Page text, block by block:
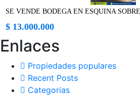
SE VENDE BODEGA EN ESQUINA
$ 13.000.000
Enlaces
Propiedades populares
Recent Posts
Categorias